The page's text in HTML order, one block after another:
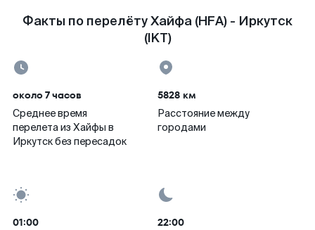
Факты по перелёту Хайфа (HFA) - Иркутск
(IKT)
около 7 часов
Среднее время
перелета из Хайфы в
Иркутск без пересадок
5828 км
Расстояние между
городами
01:00 22:00